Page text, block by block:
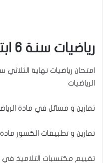
رياضيات سنة 6 ابتدائي
الرياضيات
تمارين و مسائل في مادة الرياضيات
تمارين و تطبيقات الكسور مادة